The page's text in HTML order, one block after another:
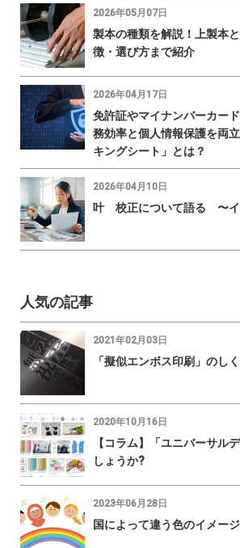
2026年05月07日
製本の種類を解説！上製本
徴・選び方まで紹介
2026年04月17日
免許証やマイナンバーカー
務効率と個人情報保護を両
キングシート」とは？
2026年04月10日
叶 校正について語る 〜イ
人気の記事
2021年02月03日
「擬似エンボス印刷」のし
2020年10月16日
【コラム】「ユニバーサル
しょうか?
2023年06月28日
国によって違う色のイメージ